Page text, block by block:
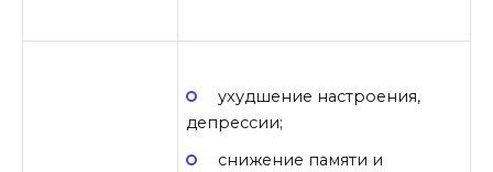
ухудшение настроения,
депрессии;
снижение памяти и